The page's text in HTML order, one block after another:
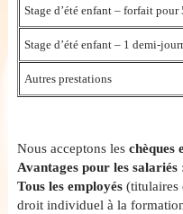
Stage d’été enfant – forfait pour
Stage d’été enfant – 1 demi-
Autres prestations
Nous acceptons les chèques
Avantages pour les salariés
Tous les employés(titulaires
droit individuel à la